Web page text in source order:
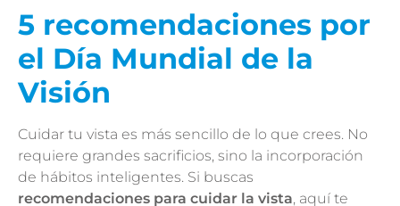
5 recomendaciones por
el Día Mundial de la
Visión
Cuidar tu vista es más sencillo de lo que crees. No
requiere grandes sacrificios, sino la incorporación
de hábitos inteligentes. Si buscas
recomendaciones para cuidar la vista, aquí te